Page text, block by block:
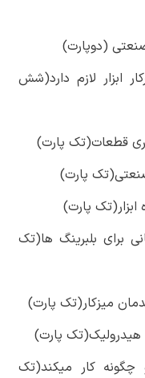
صنعتی (دوپارت)
ابزار لازم دارد(شش
قطعات(تک پارت)
صنعتی(تک پارت)
پارت)
برای بلبرینگ ها(تک
میزکار(تک پارت)
پارت)
کار میکند(تک